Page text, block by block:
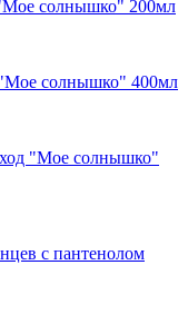
солнышко" 200мл
солнышко" 400мл
"Мое солнышко"
с пантенолом